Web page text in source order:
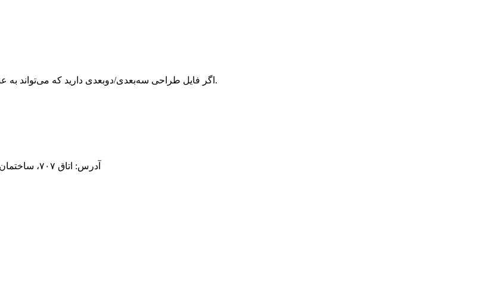
اگر فایل طراحی سه‌بعدی/دوبعدی دارید که می‌تواند به عنوان مرجع در اختیار ما قرار گیرد، لطفاً آن را مستقیماً از طریق ایمیل ارسال کنید.
آدرس: اتاق ۷۰۷، ساختمان بین‌المللی یولونگ ۱، پلاک ۹۸۷، جاده آنلینگ، شیامن ۳۶۱۰۰۶، فوجیان، چین